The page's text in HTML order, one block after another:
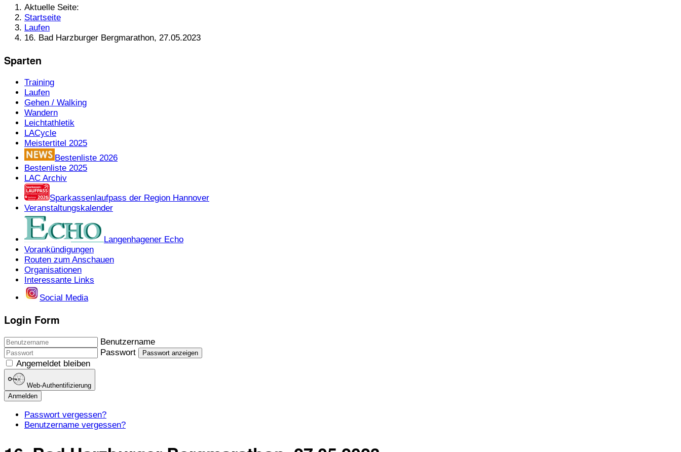
Aktuelle Seite:
Startseite
Laufen
16. Bad Harzburger Bergmarathon, 27.05.2023
Sparten
Training
Laufen
Gehen / Walking
Wandern
Leichtathletik
LACycle
Meistertitel 2025
Bestenliste 2026
Bestenliste 2025
LAC Archiv
Sparkassenlaufpass der Region Hannover
Veranstaltungskalender
Langenhagener Echo
Vorankündigungen
Routen zum Anschauen
Organisationen
Interessante Links
Social Media
Login Form
Benutzername
Passwort
Passwort anzeigen
Angemeldet bleiben
Web-Authentifizierung
Anmelden
Passwort vergessen?
Benutzername vergessen?